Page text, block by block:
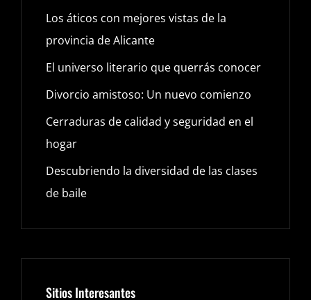
Los áticos con mejores vistas de la
provincia de Alicante
El universo literario que querrás conocer
Divorcio amistoso: Un nuevo comienzo
Cerraduras de calidad y seguridad en el
hogar
Descubriendo la diversidad de las clases
de baile
Sitios Interesantes